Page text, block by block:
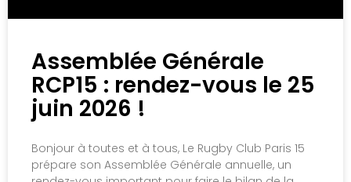
Assemblée Générale
RCP15 : rendez-vous le 25
juin 2026 !
Bonjour à toutes et à tous, Le Rugby Club Paris 15
prépare son Assemblée Générale annuelle, un